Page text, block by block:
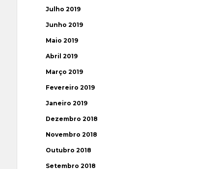
Julho 2019
Junho 2019
Maio 2019
Abril 2019
Março 2019
Fevereiro 2019
Janeiro 2019
Dezembro 2018
Novembro 2018
Outubro 2018
Setembro 2018